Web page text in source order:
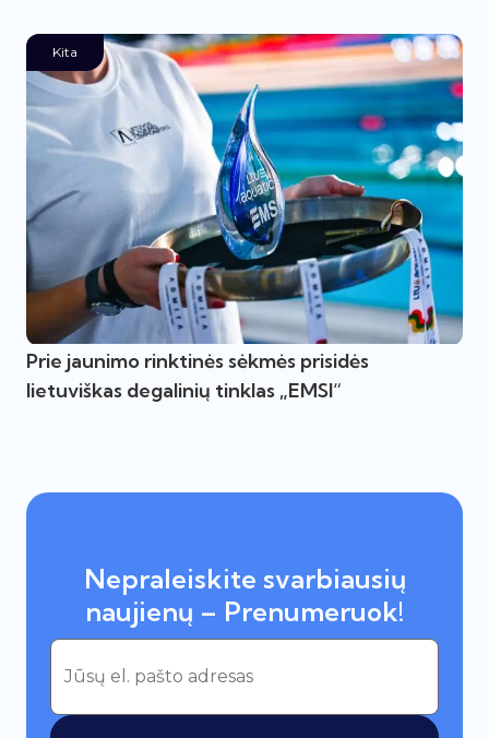
Kita
Prie jaunimo rinktinės sėkmės prisidės
lietuviškas degalinių tinklas „EMSI“
Nepraleiskite svarbiausių
naujienų – Prenumeruok!